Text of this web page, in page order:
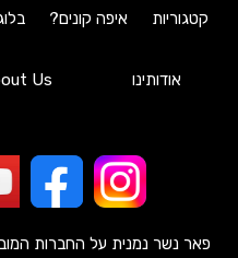
קטגוריות איפה קונים?
אודותינו Us
פאר נשר נמנית על החברות